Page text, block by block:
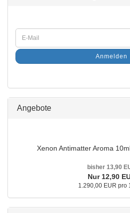
Anmelden
Angebote
Xenon Antimatter Aroma
bisher 13,90
Nur 12,90
1.290,00 EUR pro